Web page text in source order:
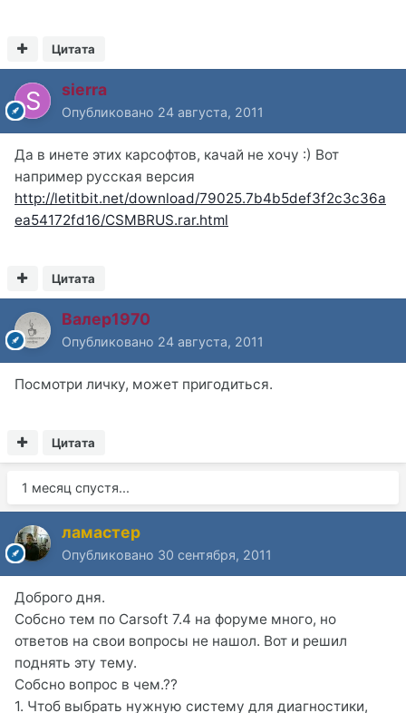
Цитата
sierra
Опубликовано 24 августа, 2011
Да в инете этих карсофтов, качай не хочу :) Вот
например русская версия
http://letitbit.net/download/79025.7b4b5def3f2c3c36a
ea54172fd16/CSMBRUS.rar.html
Цитата
Валер1970
Опубликовано 24 августа, 2011
Посмотри личку, может пригодиться.
Цитата
1 месяц спустя...
ламастер
Опубликовано 30 сентября, 2011
Доброго дня.
Собсно тем по Carsoft 7.4 на форуме много, но
ответов на свои вопросы не нашол. Вот и решил
поднять эту тему.
Собсно вопрос в чем.??
1. Чтоб выбрать нужную систему для диагностики,